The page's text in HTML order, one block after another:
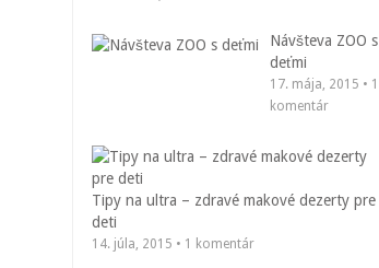
Návšteva ZOO s
deťmi
17. mája, 2015 • 1
komentár
Tipy na ultra – zdravé makové dezerty pre
deti
14. júla, 2015 • 1 komentár